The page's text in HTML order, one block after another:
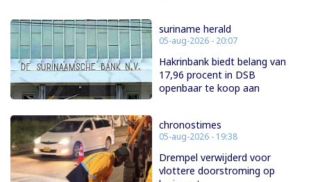
suriname herald
05-aug-2026 - 20:07
Hakrinbank biedt belang van
17,96 procent in DSB
openbaar te koop aan
chronostimes
05-aug-2026 - 19:38
Drempel verwijderd voor
vlottere doorstroming op